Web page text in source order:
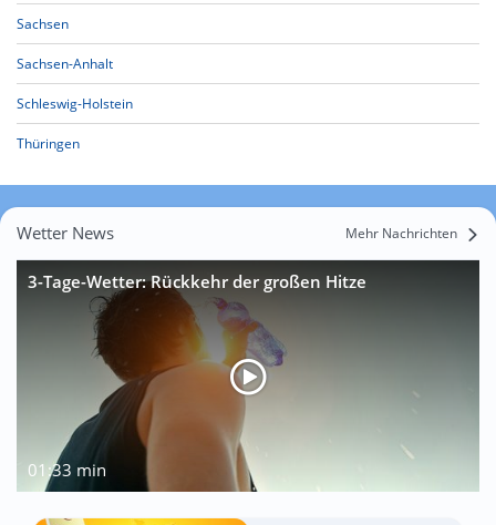
Sachsen
Sachsen-Anhalt
Schleswig-Holstein
Thüringen
Wetter News Mehr Nachrichten
3-Tage-Wetter: Rückkehr der großen Hitze
01:33 min